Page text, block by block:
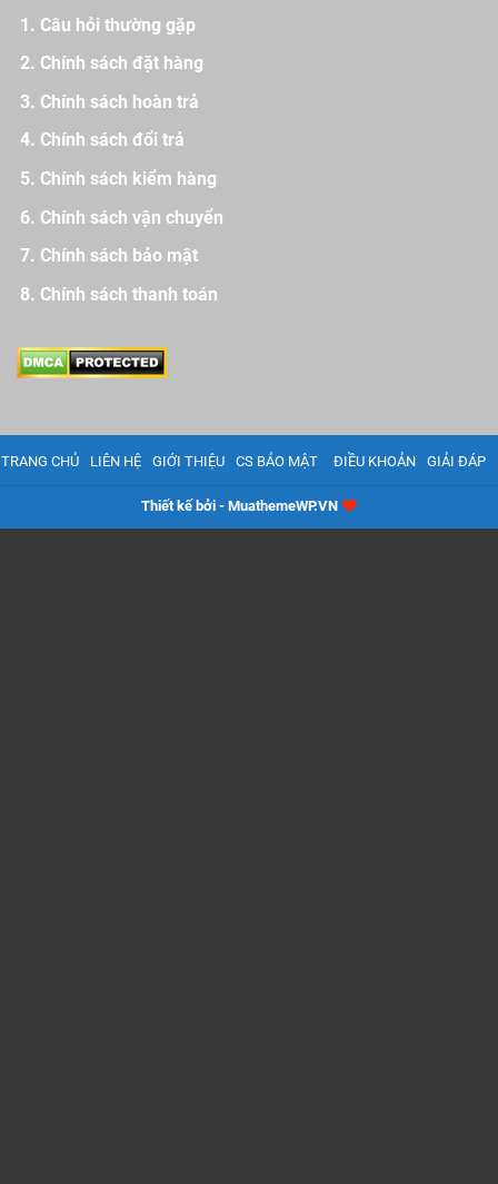
Câu hỏi thường gặp
Chính sách đặt hàng
Chính sách hoàn trả
Chính sách đổi trả
Chính sách kiểm hàng
Chính sách vận chuyển
Chính sách bảo mật
Chính sách thanh toán
TRANG CHỦ LIÊN HỆ GIỚI THIỆU CS BẢO MẬT ĐIỀU KHOẢN GIẢI ĐÁP
Thiết kế bởi - MuathemeWP.VN